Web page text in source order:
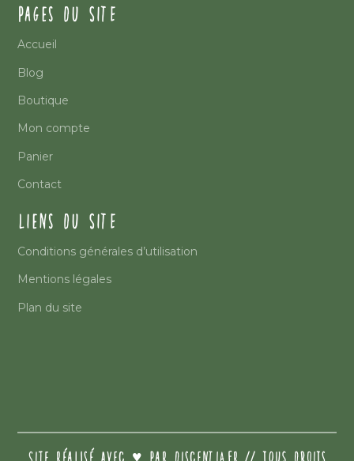
PAGES DU SITE
Accueil
Blog
Boutique
Mon compte
Panier
Contact
LIENS DU SITE
Conditions générales d’utilisation
Mentions légales
Plan du site